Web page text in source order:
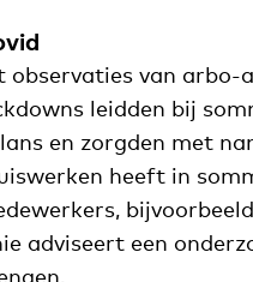
observaties van arbo-
leidden bij
en zorgden met
heeft in
adviseert een